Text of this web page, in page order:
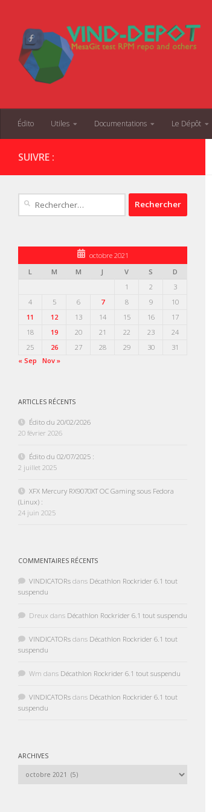
Édito Utiles Documentations Le Dépôt
SUIVRE :
octobre 2021
L
M M J V S
D
1
2
3
4
5 6 7 8 9
10
11
12 13 14 15 16
17
18
19 20 21 22 23
24
25
26 27 28 29 30
31
« Sep
Nov »
ARTICLES RÉCENTS
Édito du 20/02/2026
20 février 2026
Édito du 02/07/2025 :
2 juillet 2025
XFX Mercury RX9070XT OC Gaming sous Fedora
(Linux) :
24 juin 2025
COMMENTAIRES RÉCENTS
VINDICATORs dans Décathlon Rockrider 6.1 tout
suspendu
Dreux dans Décathlon Rockrider 6.1 tout suspendu
VINDICATORs dans Décathlon Rockrider 6.1 tout
suspendu
Wm dans Décathlon Rockrider 6.1 tout suspendu
VINDICATORs dans Décathlon Rockrider 6.1 tout
suspendu
ARCHIVES